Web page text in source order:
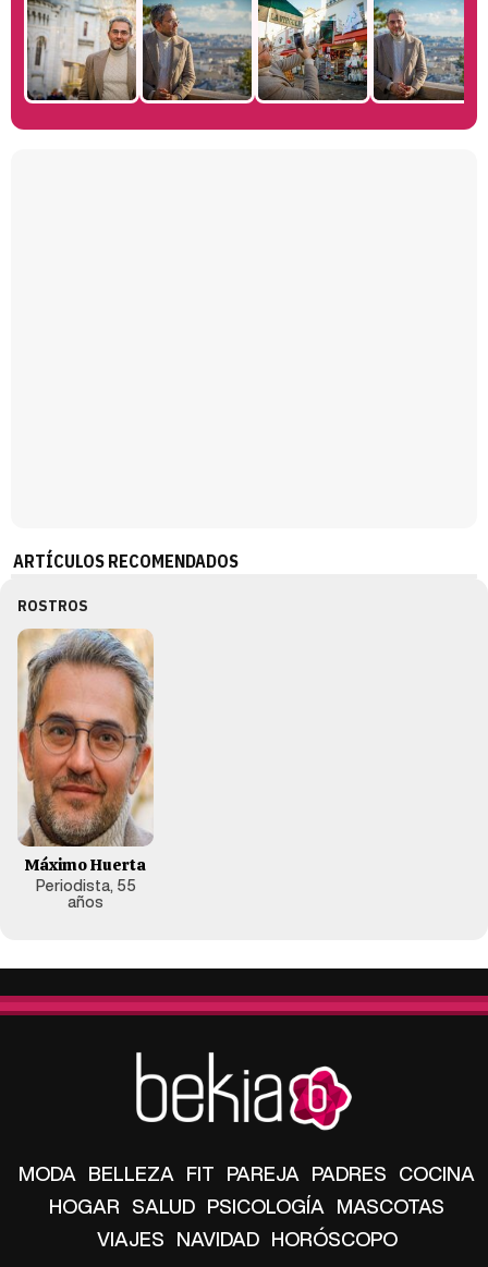
Manu Baqueiro: "Tuve como referente a Bruce Willis en 'Luz de Luna' para mi trabajo en la serie 'Perdiendo el juicio'"
ARTÍCULOS RECOMENDADOS
ROSTROS
Máximo Huerta
Periodista, 55
años
MODA BELLEZA FIT PAREJA PADRES COCINA
HOGAR SALUD PSICOLOGÍA MASCOTAS
VIAJES NAVIDAD HORÓSCOPO